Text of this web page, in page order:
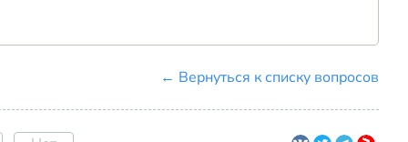
← Вернуться к списку вопросов